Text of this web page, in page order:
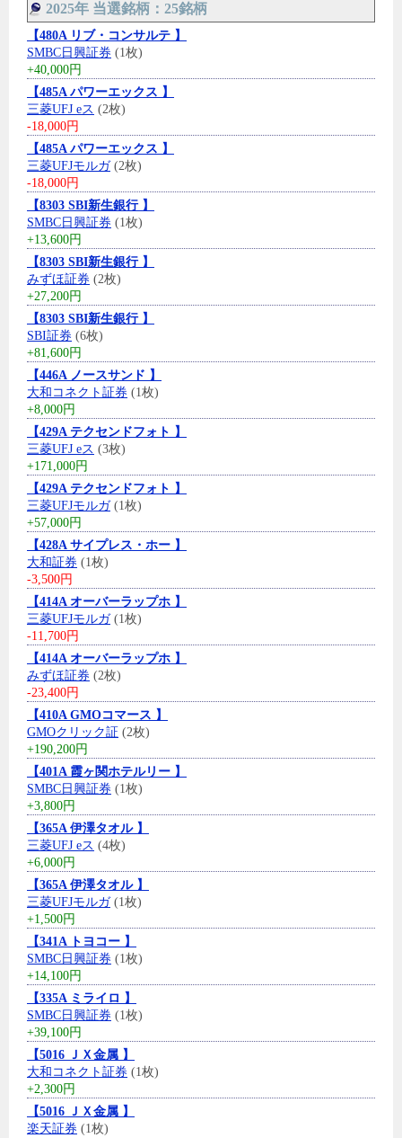
2025年 当選銘柄：25銘柄
【480A リブ・コンサルテ 】
SMBC日興証券 (1枚)
+40,000円
【485A パワーエックス 】
三菱UFJ eス (2枚)
-18,000円
【485A パワーエックス 】
三菱UFJモルガ(2枚)
-18,000円
【8303 SBI新生銀行 】
SMBC日興証券 (1枚)
+13,600円
【8303 SBI新生銀行 】
みずほ証券 (2枚)
+27,200円
【8303 SBI新生銀行 】
SBI証券 (6枚)
+81,600円
【446A ノースサンド 】
大和コネクト証券 (1枚)
+8,000円
【429A テクセンドフォト 】
三菱UFJ eス (3枚)
+171,000円
【429A テクセンドフォト 】
三菱UFJモルガ(1枚)
+57,000円
【428A サイプレス・ホー 】
大和証券 (1枚)
-3,500円
【414A オーバーラップホ 】
三菱UFJモルガ(1枚)
-11,700円
【414A オーバーラップホ 】
みずほ証券 (2枚)
-23,400円
【410A GMOコマース 】
GMOクリック証 (2枚)
+190,200円
【401A 霞ヶ関ホテルリー 】
SMBC日興証券 (1枚)
+3,800円
【365A 伊澤タオル 】
三菱UFJ eス (4枚)
+6,000円
【365A 伊澤タオル 】
三菱UFJモルガ(1枚)
+1,500円
【341A トヨコー 】
SMBC日興証券 (1枚)
+14,100円
【335A ミライロ 】
SMBC日興証券 (1枚)
+39,100円
【5016 ＪＸ金属 】
大和コネクト証券 (1枚)
+2,300円
【5016 ＪＸ金属 】
楽天証券 (1枚)